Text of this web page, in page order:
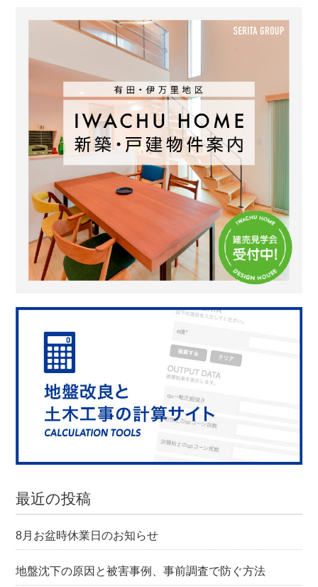
最近の投稿
8月お盆時休業日のお知らせ
地盤沈下の原因と被害事例、事前調査で防ぐ方法